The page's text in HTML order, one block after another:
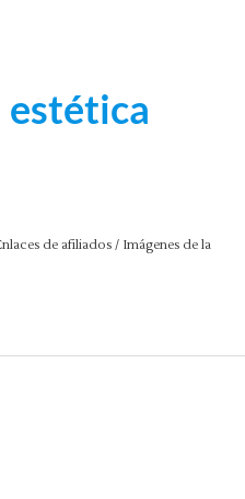
de afiliados / Imágenes de la